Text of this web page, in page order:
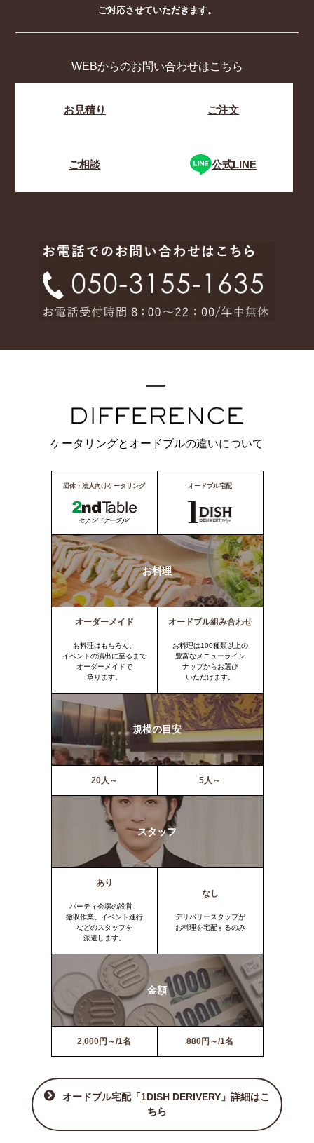
ご対応させていただきます。
WEBからのお問い合わせはこちら
お見積り ご注文
ご相談 公式LINE
ケータリングとオードブルの違いについて
団体・法人向けケータリング オードブル宅配
お料理
オーダーメイド
お料理はもちろん、
イベントの演出に至るまで
オーダーメイドで
承ります。
オードブル組み合わせ
お料理は100種類以上の
豊富なメニューライン
ナップからお選び
いただけます。
規模の目安
20人～ 5人～
スタッフ
あり
パーティ会場の設営、
撤収作業、イベント進行
などのスタッフを
派遣します。
なし
デリバリースタッフが
お料理を宅配するのみ
金額
2,000円～/1名 880円～/1名
オードブル宅配「1DISH DERIVERY」詳細はこ
ちら